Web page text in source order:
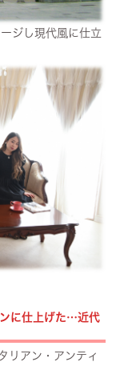
ジし現代風に仕立
に仕上げた…近代
リアン・アンティ